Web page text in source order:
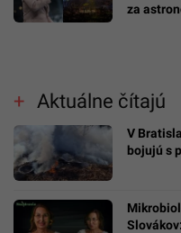
za
Aktuálne čítajú
V
bojujú s